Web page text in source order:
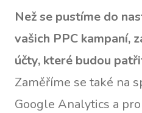
Než se pustíme do
vašich PPC kampaní,
účty, které budou
Zaměříme se také na
Google Analytics a